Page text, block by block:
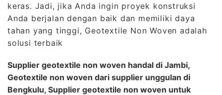
keras. Jadi, jika Anda ingin proyek konstruksi
Anda berjalan dengan baik dan memiliki daya
tahan yang tinggi, Geotextile Non Woven adalah
solusi terbaik
Supplier geotextile non woven handal di Jambi,
Geotextile non woven dari supplier unggulan di
Bengkulu, Supplier geotextile non woven untuk